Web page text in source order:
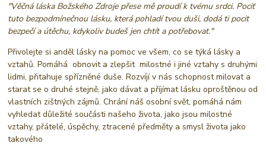
"Věčná láska Božského Zdroje přese mě proudí k tvému srdci. Pociť
tuto bezpodmínečnou lásku, která pohladí tvou duši, dodá ti pocit
bezpečí a útěchu, kdykoliv budeš jen chtít a potřebovat."
Přivolejte si anděl lásky na pomoc ve všem, co se týká lásky a
vztahů. Pomáhá obnovit a zlepšit milostné i jiné vztahy s druhými
lidmi, přitahuje spřízněné duše. Rozvíjí v nás schopnost milovat a
starat se o druhé stejně, jako dávat a příjímat lásku oproštěnou od
vlastních zištných zájmů. Chrání náš osobní svět, pomáhá nám
vyhledat důležité součásti našeho života, jako jsou milostné
vztahy, přátelé, úspěchy, ztracené předměty a smysl života jako
takového